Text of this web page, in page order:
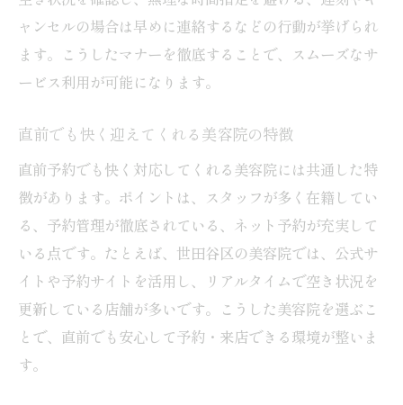
ャンセルの場合は早めに連絡するなどの行動が挙げられ
ます。こうしたマナーを徹底することで、スムーズなサ
ービス利用が可能になります。
直前でも快く迎えてくれる美容院の特徴
直前予約でも快く対応してくれる美容院には共通した特
徴があります。ポイントは、スタッフが多く在籍してい
る、予約管理が徹底されている、ネット予約が充実して
いる点です。たとえば、世田谷区の美容院では、公式サ
イトや予約サイトを活用し、リアルタイムで空き状況を
更新している店舗が多いです。こうした美容院を選ぶこ
とで、直前でも安心して予約・来店できる環境が整いま
す。